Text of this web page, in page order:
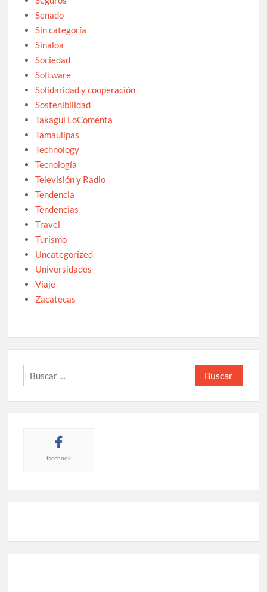
Senado
Sin categoría
Sinaloa
Sociedad
Software
Solidaridad y cooperación
Sostenibilidad
Takagui LoComenta
Tamaulipas
Technology
Tecnología
Televisión y Radio
Tendencia
Tendencias
Travel
Turismo
Uncategorized
Universidades
Viaje
Zacatecas
Buscar:
facebook